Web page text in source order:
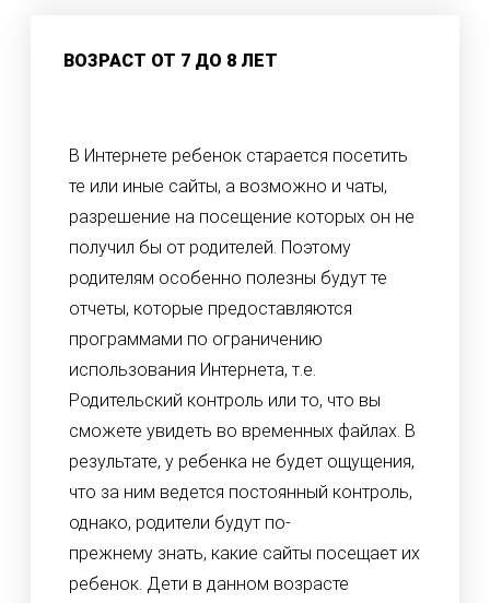
ВОЗРАСТ ОТ 7 ДО 8 ЛЕТ
В Интернете ребенок старается посетить
те или иные сайты, а возможно и чаты,
разрешение на посещение которых он не
получил бы от родителей. Поэтому
родителям особенно полезны будут те
отчеты, которые предоставляются
программами по ограничению
использования Интернета, т.е.
Родительский контроль или то, что вы
сможете увидеть во временных файлах. В
результате, у ребенка не будет ощущения,
что за ним ведется постоянный контроль,
однако, родители будут по-
прежнему знать, какие сайты посещает их
ребенок. Дети в данном возрасте